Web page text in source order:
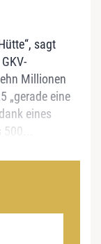
sagt
Millionen
„gerade eine
eines